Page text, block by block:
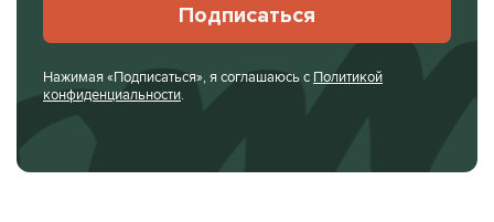
Подписаться
Нажимая «Подписаться», я соглашаюсь с Политикой
конфиденциальности.